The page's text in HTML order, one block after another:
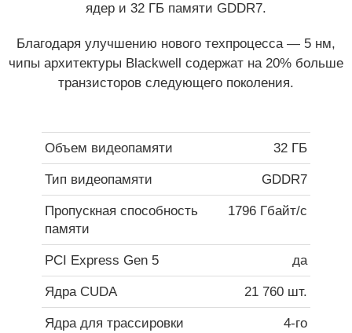
ядер и 32 ГБ памяти GDDR7.
Благодаря улучшению нового техпроцесса — 5 нм,
чипы архитектуры Blackwell содержат на 20% больше
транзисторов следующего поколения.
Объем видеопамяти 32 ГБ
Тип видеопамяти GDDR7
Пропускная способность
памяти
1796 Гбайт/с
PCI Express Gen 5 да
Ядра CUDA 21 760 шт.
Ядра для трассировки
4-го